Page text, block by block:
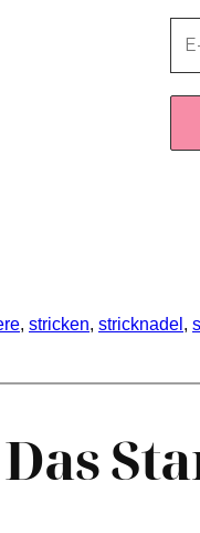
, stricken, stricknadel ,